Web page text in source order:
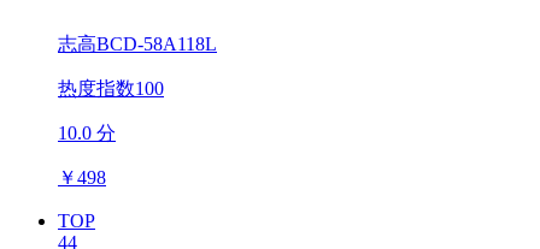
志高BCD-58A118L
热度指数100
10.0 分
￥498
TOP
44